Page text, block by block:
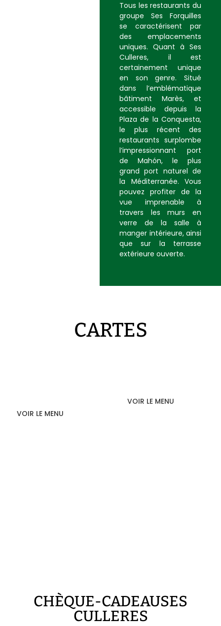
Tous les restaurants du
groupe Ses Forquilles
se caractérisent par
des emplacements
uniques. Quant à Ses
Culleres, il est
certainement unique
en son genre. Situé
dans l’emblématique
bâtiment Marès, et
accessible depuis la
Plaza de la Conquesta,
le plus récent des
restaurants surplombe
l’impressionnant port
de Mahón, le plus
grand port naturel de
la Méditerranée. Vous
pouvez profiter de la
vue imprenable à
travers les murs en
verre de la salle à
manger intérieure, ainsi
que sur la terrasse
extérieure ouverte.
CARTES
VOIR LE MENU
VOIR LE MENU
CHÈQUE-CADEAUSES
CULLERES